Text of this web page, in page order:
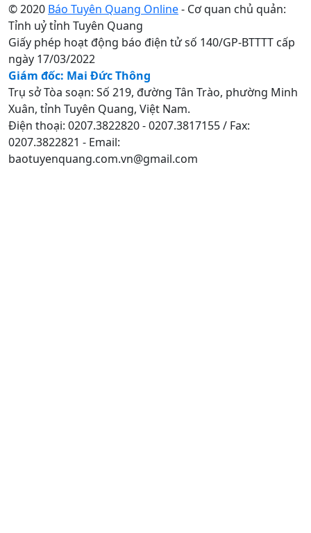
© 2020 Báo Tuyên Quang Online- Cơ quan chủ quản:
Tỉnh uỷ tỉnh Tuyên Quang
Giấy phép hoạt động báo điện tử số 140/GP-BTTTT cấp
ngày 17/03/2022
Giám đốc: Mai Đức Thông
Trụ sở Tòa soạn: Số 219, đường Tân Trào, phường Minh
Xuân, tỉnh Tuyên Quang, Việt Nam.
Điện thoại: 0207.3822820 - 0207.3817155 / Fax:
0207.3822821 - Email:
baotuyenquang.com.vn@gmail.com